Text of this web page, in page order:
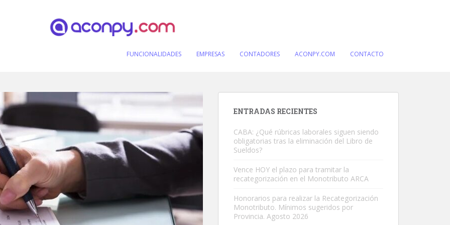
FUNCIONALIDADES EMPRESAS CONTADORES ACONPY.COM CONTACTO
ENTRADAS RECIENTES
CABA: ¿Qué rúbricas laborales siguen siendo
obligatorias tras la eliminación del Libro de
Sueldos?
Vence HOY el plazo para tramitar la
recategorización en el Monotributo ARCA
Honorarios para realizar la Recategorización
Monotributo. Mínimos sugeridos por
Provincia. Agosto 2026